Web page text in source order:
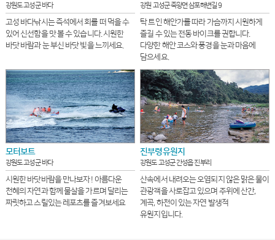
강원도 고성군 바다
고성 바다낚시는 즉석에서 회를 떠 먹을 수
있어 신선함을 맛 볼 수 있습니다. 시원한
바닷 바람과 눈 부신 바닷 빛을 느끼세요.
강원 고성군 죽왕면 삼포해변길 9
탁 트인 해안가를 따라 가슴까지 시원하게
즐길 수 있는 전동 바이크를 권합니다.
다양한 해안 코스와 풍경을 눈과 마음에
담으세요.
모터보트
강원도 고성군 바다
시원한 바닷바람을 만나보자 ! 아름다운
천혜의 자연과 함께 물살을 가르며 달리는
짜릿하고 스릴있는 레포츠를 즐겨보세요
진부령유원지
강원도 고성군 간성읍 진부리
산속에서 내려오는 오염되지 않은 맑은 물이
관광객을 사로잡고 있으며 주위에 산간,
계곡, 하천이 있는 자연 발생적
유원지입니다.